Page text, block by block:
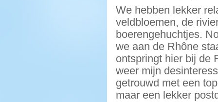
We hebben lekker
veldbloemen, de
boerengehuchtjes.
we aan de Rhône
ontspringt hier bij de
weer mijn
getrouwd met een
maar een lekker